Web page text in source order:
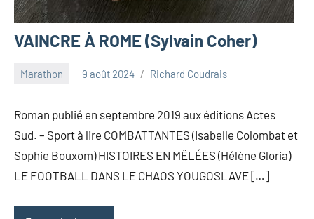
VAINCRE À ROME (Sylvain Coher)
Marathon 9 août 2024 Richard Coudrais
Roman publié en septembre 2019 aux éditions Actes
Sud. – Sport à lire COMBATTANTES (Isabelle Colombat et
Sophie Bouxom) HISTOIRES EN MÊLÉES (Hélène Gloria)
LE FOOTBALL DANS LE CHAOS YOUGOSLAVE […]